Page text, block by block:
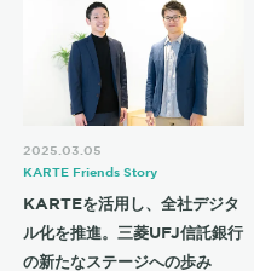
2025.03.05
KARTE Friends Story
KARTEを活用し、全社デジタ
ル化を推進。三菱UFJ信託銀行
の新たなステージへの歩み